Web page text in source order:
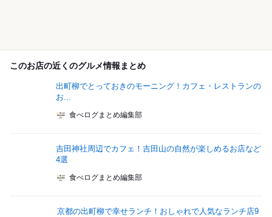
このお店の近くのグルメ情報まとめ
出町柳でとっておきのモーニング！カフェ・レストランの
お...
食べログまとめ編集部
吉田神社周辺でカフェ！吉田山の自然が楽しめるお店など
4選
食べログまとめ編集部
京都の出町柳で幸せランチ！おしゃれで人気なランチ店9